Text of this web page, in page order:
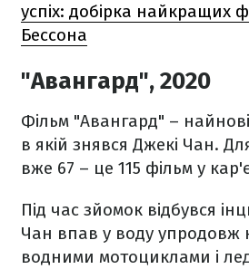
успіх: добірка найкращих
Бессона
"Авангард", 2020
Фільм "Авангард" –
в якій знявся Джекі Чан.
вже 67 – це 115 фільм у
Під час зйомок відбувся
Чан впав у воду упродовж
водними мотоциклами і